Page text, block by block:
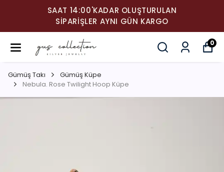
SAAT 14:00'KADAR OLUŞTURULAN
SIPARIŞLER AYNI GÜN KARGO
0
Gümüş Takı
Gümüş Küpe
Nebula. Rose Twilight Hoop Küpe